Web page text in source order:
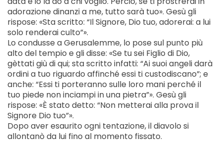
adorazione dinanzi a me, tutto sarà tuo». Gesù gli
rispose: «Sta scritto: “Il Signore, Dio tuo, adorerai: a lui
solo renderai culto”».
Lo condusse a Gerusalemme, lo pose sul punto più
alto del tempio e gli disse: «Se tu sei Figlio di Dio,
gèttati giù di qui; sta scritto infatti: “Ai suoi angeli darà
ordini a tuo riguardo affinché essi ti custodiscano”; e
anche: “Essi ti porteranno sulle loro mani perché il
tuo piede non inciampi in una pietra”». Gesù gli
rispose: «È stato detto: “Non metterai alla prova il
Signore Dio tuo”».
Dopo aver esaurito ogni tentazione, il diavolo si
allontanò da lui fino al momento fissato.